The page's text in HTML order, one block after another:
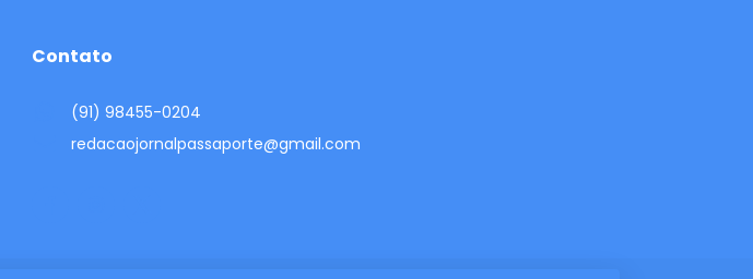
Contato
(91) 98455-0204
redacaojornalpassaporte@gmail.com